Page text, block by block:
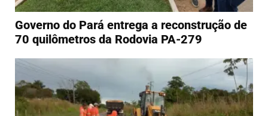
Governo do Pará entrega a reconstrução de
70 quilômetros da Rodovia PA-279